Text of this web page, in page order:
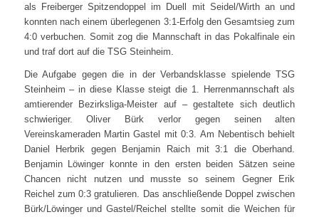
als Freiberger Spitzendoppel im Duell mit Seidel/Wirth an und
konnten nach einem überlegenen 3:1-Erfolg den Gesamtsieg zum
4:0 verbuchen. Somit zog die Mannschaft in das Pokalfinale ein
und traf dort auf die TSG Steinheim.
Die Aufgabe gegen die in der Verbandsklasse spielende TSG
Steinheim – in diese Klasse steigt die 1. Herrenmannschaft als
amtierender Bezirksliga-Meister auf – gestaltete sich deutlich
schwieriger. Oliver Bürk verlor gegen seinen alten
Vereinskameraden Martin Gastel mit 0:3. Am Nebentisch behielt
Daniel Herbrik gegen Benjamin Raich mit 3:1 die Oberhand.
Benjamin Löwinger konnte in den ersten beiden Sätzen seine
Chancen nicht nutzen und musste so seinem Gegner Erik
Reichel zum 0:3 gratulieren. Das anschließende Doppel zwischen
Bürk/Löwinger und Gastel/Reichel stellte somit die Weichen für